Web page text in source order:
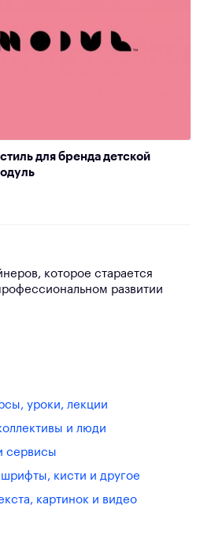
для бренда детской
которое старается
развитии
уроки, лекции
и люди
сервисы
кисти и другое
картинок и видео